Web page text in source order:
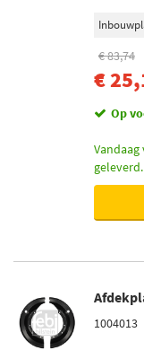
€ 83,74
€
Op
geleverd.
1004013